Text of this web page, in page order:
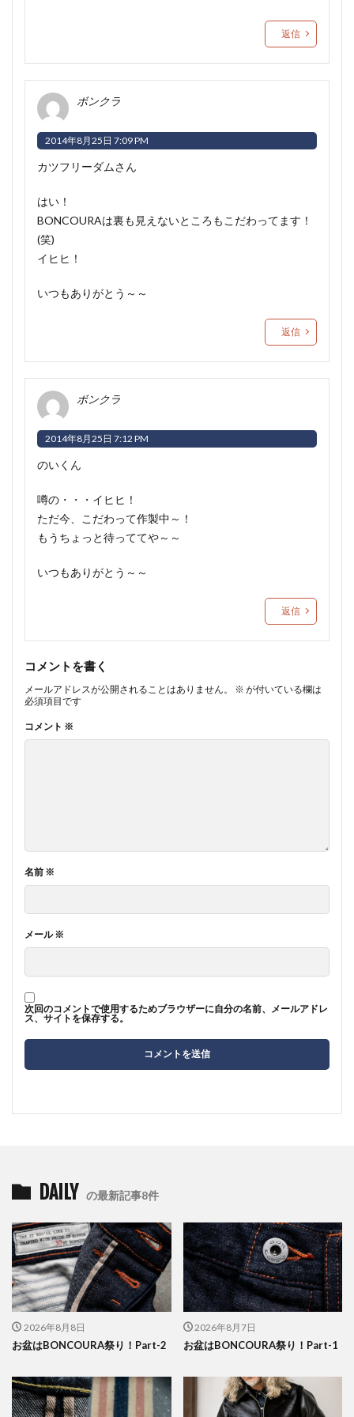
返信
ボンクラ
2014年8月25日 7:09 PM
カツフリーダムさん
はい！
BONCOURAは裏も見えないところもこだわってます！
(笑)
イヒヒ！
いつもありがとう～～
返信
ボンクラ
2014年8月25日 7:12 PM
のいくん
噂の・・・イヒヒ！
ただ今、こだわって作製中～！
もうちょっと待っててや～～
いつもありがとう～～
返信
コメントを書く
メールアドレスが公開されることはありません。 ※ が付いている欄は
必須項目です
コメント ※
名前 ※
メール※
次回のコメントで使用するためブラウザーに自分の名前、メールアドレ
ス、サイトを保存する。
DAILY の最新記事8件
2026年8月8日
お盆はBONCOURA祭り！Part-2
2026年8月7日
お盆はBONCOURA祭り！Part-1